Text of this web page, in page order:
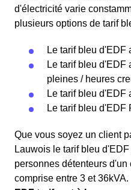
d'électricité varie
plusieurs options de tarif
Le tarif bleu d'EDF
Le tarif bleu d'EDF
pleines / heures
Le tarif bleu d'EDF
Le tarif bleu d'EDF
Que vous soyez un client
Lauwois le tarif bleu
personnes détenteurs
comprise entre 3 et 36kVA.